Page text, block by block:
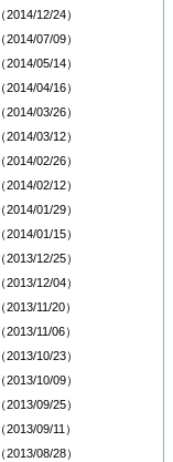
（2014/12/24）
（2014/07/09）
（2014/05/14）
（2014/04/16）
（2014/03/26）
（2014/03/12）
（2014/02/26）
（2014/02/12）
（2014/01/29）
（2014/01/15）
（2013/12/25）
（2013/12/04）
（2013/11/20）
（2013/11/06）
（2013/10/23）
（2013/10/09）
（2013/09/25）
（2013/09/11）
（2013/08/28）